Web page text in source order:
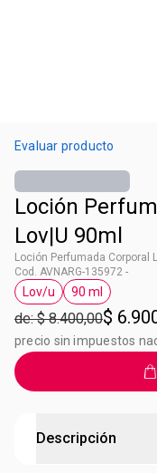
Evaluar producto
Loción
Lov|U 90ml
Loción Perfumada Corporal
Cod. AVNARG-135972 -
Etiqueta Lov/u
Lov/u
Etiqueta 90
90 ml
de: $ 8.400,00$
precio sin impuestos
Descripción